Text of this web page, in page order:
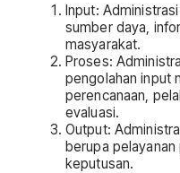
Input:
sumber daya,
masyarakat.
Proses:
pengolahan input
perencanaan,
evaluasi.
Output:
berupa
keputusan.